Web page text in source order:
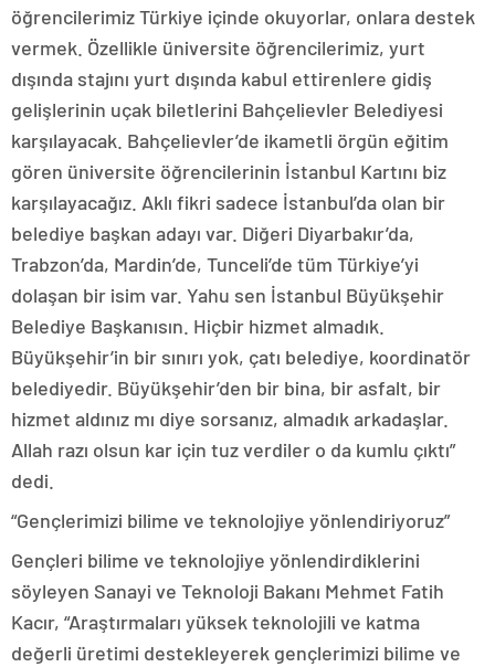
öğrencilerimiz Türkiye içinde okuyorlar, onlara destek
vermek. Özellikle üniversite öğrencilerimiz, yurt
dışında stajını yurt dışında kabul ettirenlere gidiş
gelişlerinin uçak biletlerini Bahçelievler Belediyesi
karşılayacak. Bahçelievler’de ikametli örgün eğitim
gören üniversite öğrencilerinin İstanbul Kartını biz
karşılayacağız. Aklı fikri sadece İstanbul’da olan bir
belediye başkan adayı var. Diğeri Diyarbakır’da,
Trabzon’da, Mardin’de, Tunceli’de tüm Türkiye’yi
dolaşan bir isim var. Yahu sen İstanbul Büyükşehir
Belediye Başkanısın. Hiçbir hizmet almadık.
Büyükşehir’in bir sınırı yok, çatı belediye, koordinatör
belediyedir. Büyükşehir’den bir bina, bir asfalt, bir
hizmet aldınız mı diye sorsanız, almadık arkadaşlar.
Allah razı olsun kar için tuz verdiler o da kumlu çıktı”
dedi.
“Gençlerimizi bilime ve teknolojiye yönlendiriyoruz”
Gençleri bilime ve teknolojiye yönlendirdiklerini
söyleyen Sanayi ve Teknoloji Bakanı Mehmet Fatih
Kacır, “Araştırmaları yüksek teknolojili ve katma
değerli üretimi destekleyerek gençlerimizi bilime ve